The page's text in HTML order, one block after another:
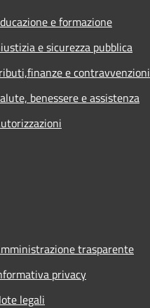
e formazione
e sicurezza pubblica
e contravvenzioni
benessere e assistenza
trasparente
privacy
legali